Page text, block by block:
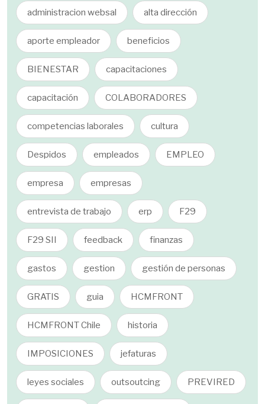
administracion websal alta dirección
aporte empleador beneficios
BIENESTAR capacitaciones
capacitación COLABORADORES
competencias laborales cultura
Despidos empleados EMPLEO
empresa empresas
entrevista de trabajo erp F29
F29 SII feedback finanzas
gastos gestion gestión de personas
GRATIS guia HCMFRONT
HCMFRONT Chile historia
IMPOSICIONES jefaturas
leyes sociales outsoutcing PREVIRED